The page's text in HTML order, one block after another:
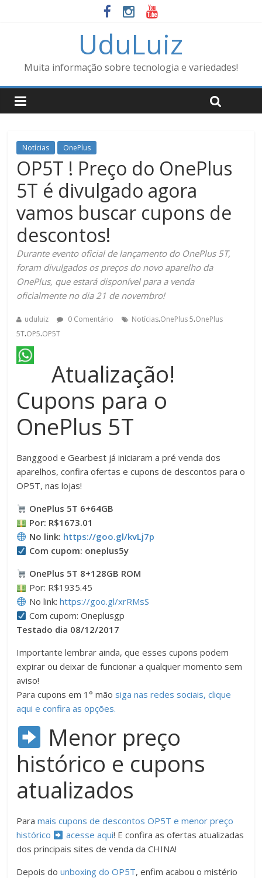
UduLuiz
Muita informação sobre tecnologia e variedades!
Notícias OnePlus
OP5T ! Preço do OnePlus
5T é divulgado agora
vamos buscar cupons de
descontos!
Durante evento oficial de lançamento do OnePlus 5T,
foram divulgados os preços do novo aparelho da
OnePlus, que estará disponível para a venda
oficialmente no dia 21 de novembro!
uduluiz 0 Comentário Notícias.OnePlus 5.OnePlus
5T.OP5.OP5T
Atualização!
Cupons para o
OnePlus 5T
Banggood e Gearbest já iniciaram a pré venda dos
aparelhos, confira ofertas e cupons de descontos para o
OP5T, nas lojas!
OnePlus 5T 6+64GB
Por: R$1673.01
No link: https://goo.gl/kvLj7p
Com cupom: oneplus5y
OnePlus 5T 8+128GB ROM
Por: R$1935.45
No link: https://goo.gl/xrRMsS
Com cupom: Oneplusgp
Testado dia 08/12/2017
Importante lembrar ainda, que esses cupons podem
expirar ou deixar de funcionar a qualquer momento sem
aviso!
Para cupons em 1° mãosiga nas redes sociais, clique
aqui e confira as opções.
Menor preço
histórico e cupons
atualizados
Paramais cupons de descontos OP5T e menor preço
histórico
acesse aqui! E confira as ofertas atualizadas
dos principais sites de venda da CHINA!
Depois dounboxing do OP5T, enfim acabou o mistério